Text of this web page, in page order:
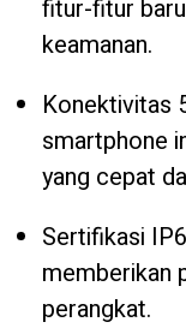
fitur-fitur
keamanan.
Konektivitas
smartphone
yang cepat
Sertifikasi
memberikan
perangkat.